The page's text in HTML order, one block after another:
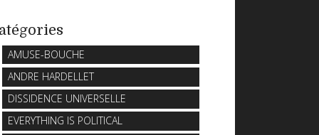
AMUSE-BOUCHE
ANDRE HARDELLET
DISSIDENCE UNIVERSELLE
EVERYTHING IS POLITICAL